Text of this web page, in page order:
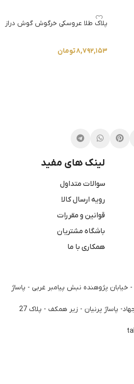
پلاک طلا عروسکی خرگوش گوش دراز
۸,۷۹۲,۱۵۳تومان
لینک های مفید
سوالات متداول
رویه ارسال کالا
قوانین و مقررات
باشگاه مشتریان
همکاری با ما
- خیابان پژوهنده نبش پیامبر غربی - پاساژ
پاساژ پرنیان - زیر همکف - پلاک 27